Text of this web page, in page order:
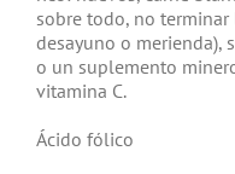
sobre todo, no
desayuno o merienda),
o un suplemento
vitamina C.
Ácido fólico